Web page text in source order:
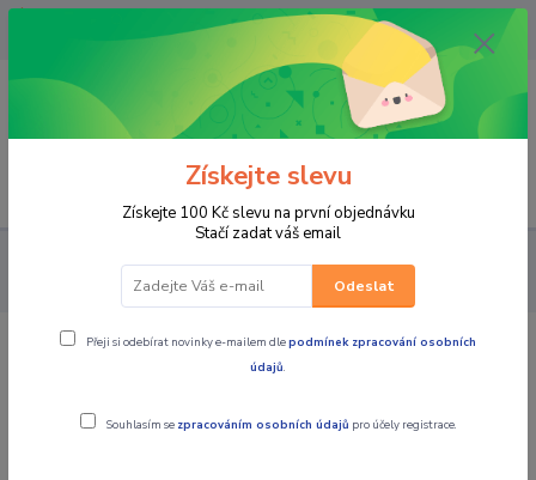
OPAVA 733537099/HLUČÍN
734541648/OLOMOUC 734593593
0,00 CZK
PRO JEZDCE Do deště - NEPROMOKY KALHOTY
Nepromokavé pláštěnkové kalhoty černé
MBW Nepromokavé pláštěnkové
Získejte slevu
Získejte 100 Kč slevu na první objednávku
Stačí zadat váš email
Odeslat
Přeji si odebírat novinky e-mailem dlepodmínek zpracování osobních
údajů.
Souhlasím se zpracováním osobních údajů pro účely registrace.